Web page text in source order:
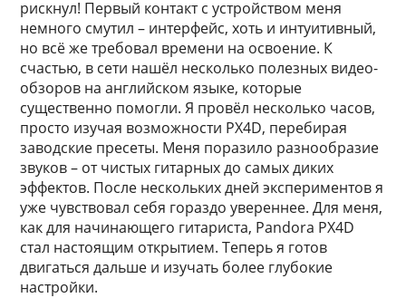
рискнул! Первый контакт с устройством меня
немного смутил – интерфейс, хоть и интуитивный,
но всё же требовал времени на освоение. К
счастью, в сети нашёл несколько полезных видео-
обзоров на английском языке, которые
существенно помогли. Я провёл несколько часов,
просто изучая возможности PX4D, перебирая
заводские пресеты. Меня поразило разнообразие
звуков – от чистых гитарных до самых диких
эффектов. После нескольких дней экспериментов я
уже чувствовал себя гораздо увереннее. Для меня,
как для начинающего гитариста, Pandora PX4D
стал настоящим открытием. Теперь я готов
двигаться дальше и изучать более глубокие
настройки.